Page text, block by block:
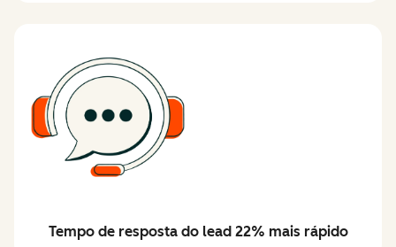
Tempo de resposta do lead 22% mais rápido